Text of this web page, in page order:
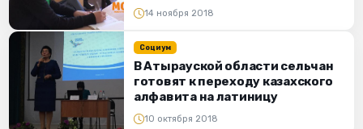
14 ноября 2018
Социум
В Атырауской области сельчан
готовят к переходу казахского
алфавита на латиницу
10 октября 2018